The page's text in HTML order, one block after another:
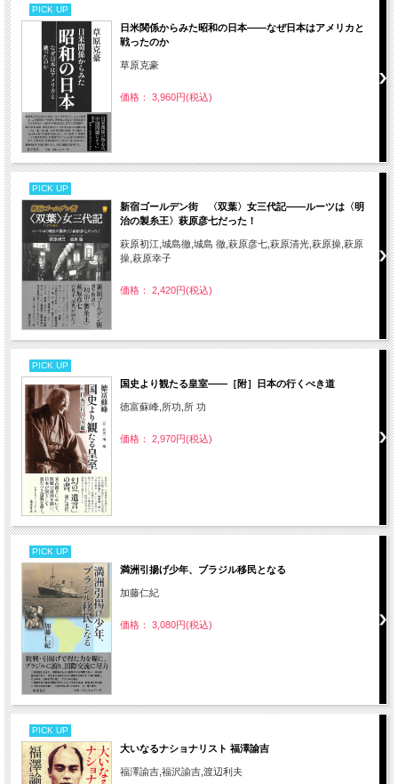
PICK UP
日米関係からみた昭和の日本――なぜ日本はアメリカと
戦ったのか
草原克豪
価格： 3,960円(税込)
PICK UP
新宿ゴールデン街 〈双葉〉女三代記――ルーツは〈明
治の製糸王〉萩原彦七だった！
萩原初江,城島徹,城島 徹,萩原彦七,萩原清光,萩原操,萩原
操,萩原幸子
価格： 2,420円(税込)
PICK UP
国史より観たる皇室――［附］日本の行くべき道
徳富蘇峰,所功,所 功
価格： 2,970円(税込)
PICK UP
満洲引揚げ少年、ブラジル移民となる
加藤仁紀
価格： 3,080円(税込)
PICK UP
大いなるナショナリスト 福澤諭吉
福澤諭吉,福沢諭吉,渡辺利夫